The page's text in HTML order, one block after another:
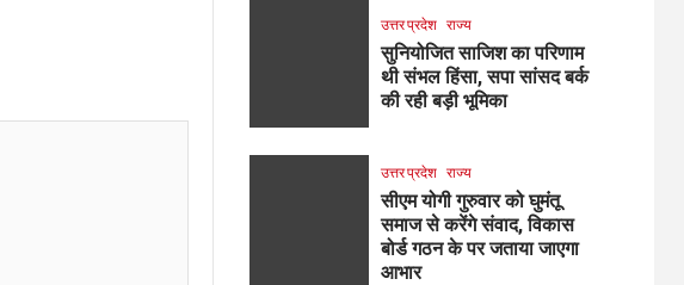
उत्तर प्रदेश राज्य
सुनियोजित साजिश का परिणाम
थी संभल हिंसा, सपा सांसद बर्क
की रही बड़ी भूमिका
उत्तर प्रदेश राज्य
सीएम योगी गुरुवार को घुमंतू
समाज से करेंगे संवाद, विकास
बोर्ड गठन के पर जताया जाएगा
आभार